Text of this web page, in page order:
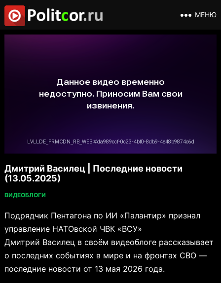
МЕНЮ
Дмитрий Василец | Последние новости
(13.05.2025)
ВИДЕОБЛОГИ
Подрядчик Пентагона по ИИ «Палантир» признал
управление НАТОвской ЧВК «ВСУ»
Дмитрий Василец в своём видеоблоге рассказывает
о последних событиях в мире и на фронтах СВО —
последние новости от 13 мая 2026 года.